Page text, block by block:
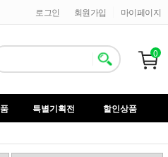
마이페이지
회원가입
로그인
0
특별기획전
할인상품